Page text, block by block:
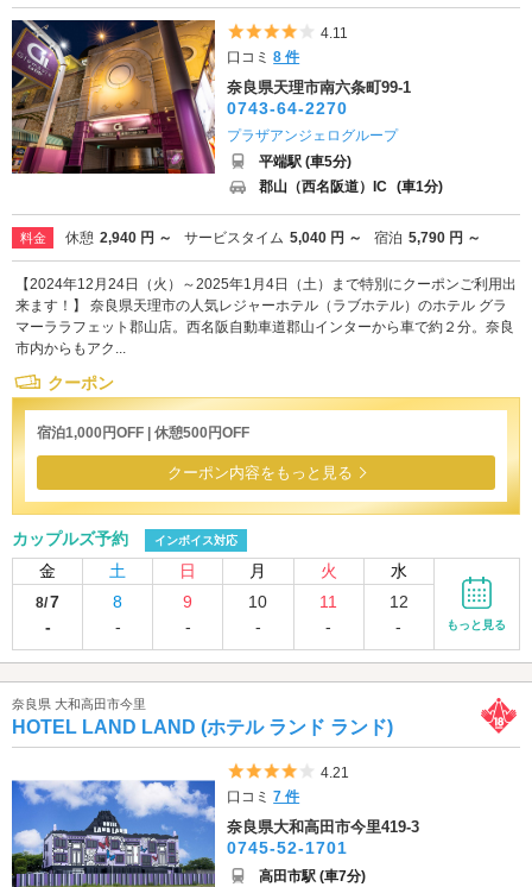
5つ星のうち4
4.11
口コミ8 件
奈良県天理市南六条町99-1
0743-64-2270
プラザアンジェログループ
平端駅 (車5分)
郡山（西名阪道）IC (車1分)
料金 休憩 2,940 円 ～ サービスタイム 5,040 円 ～ 宿泊 5,790 円 ～
【2024年12月24日（火）～2025年1月4日（土）まで特別にクーポンご利用出
来ます！】 奈良県天理市の人気レジャーホテル（ラブホテル）のホテル グラ
マーララフェット郡山店。西名阪自動車道郡山インターから車で約２分。奈良
市内からもアク...
クーポン
宿泊1,000円OFF | 休憩500円OFF
クーポン内容をもっと見る
カップルズ予約 インボイス対応
金 土 日 月 火 水
8/7
-
8
-
9
-
10
-
11
-
12
-
もっと見る
奈良県 大和高田市今里
HOTEL LAND LAND (ホテル ランド ランド)
5つ星のうち4
4.21
口コミ7 件
奈良県大和高田市今里419-3
0745-52-1701
高田市駅 (車7分)